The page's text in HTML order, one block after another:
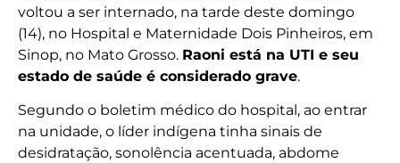
voltou a ser internado, na tarde deste domingo
(14), no Hospital e Maternidade Dois Pinheiros, em
Sinop, no Mato Grosso. Raoni está na UTI e seu
estado de saúde é considerado grave.
Segundo o boletim médico do hospital, ao entrar
na unidade, o líder indígena tinha sinais de
desidratação, sonolência acentuada, abdome